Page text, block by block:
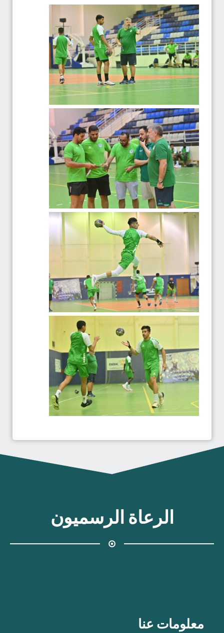
الرعاة الرسميون
معلومات عنا